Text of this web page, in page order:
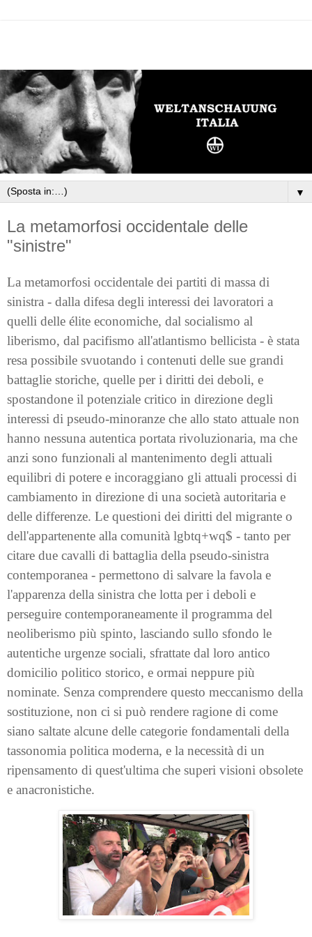
▼
La metamorfosi occidentale delle
"sinistre"
La metamorfosi occidentale dei partiti di massa di
sinistra - dalla difesa degli interessi dei lavoratori a
quelli delle élite economiche, dal socialismo al
liberismo, dal pacifismo all'atlantismo bellicista - è stata
resa possibile svuotando i contenuti delle sue grandi
battaglie storiche, quelle per i diritti dei deboli, e
spostandone il potenziale critico in direzione degli
interessi di pseudo-minoranze che allo stato attuale non
hanno nessuna autentica portata rivoluzionaria, ma che
anzi sono funzionali al mantenimento degli attuali
equilibri di potere e incoraggiano gli attuali processi di
cambiamento in direzione di una società autoritaria e
delle differenze. Le questioni dei diritti del migrante o
dell'appartenente alla comunità lgbtq+wq$ - tanto per
citare due cavalli di battaglia della pseudo-sinistra
contemporanea - permettono di salvare la favola e
l'apparenza della sinistra che lotta per i deboli e
perseguire contemporaneamente il programma del
neoliberismo più spinto, lasciando sullo sfondo le
autentiche urgenze sociali, sfrattate dal loro antico
domicilio politico storico, e ormai neppure più
nominate. Senza comprendere questo meccanismo della
sostituzione, non ci si può rendere ragione di come
siano saltate alcune delle categorie fondamentali della
tassonomia politica moderna, e la necessità di un
ripensamento di quest'ultima che superi visioni obsolete
e anacronistiche.